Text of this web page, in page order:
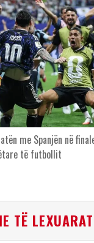
me Spanjën në
të futbollit
TË LEXUARAT